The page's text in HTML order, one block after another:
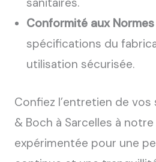
Conformité aux Normes
spécifications du
utilisation sécurisée.
Confiez l’entretien de vos
& Boch à Sarcelles à
expérimentée pour une